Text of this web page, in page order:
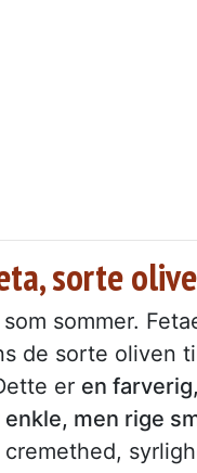
sorte
sommer.
de sorte oliven
er en
men rige